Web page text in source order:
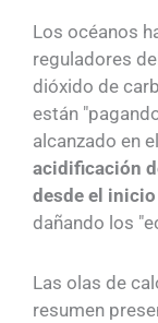
Los océanos
reguladores
dióxido de
están
alcanzado en
acidificación
desde el
dañando los
Las olas de
resumen